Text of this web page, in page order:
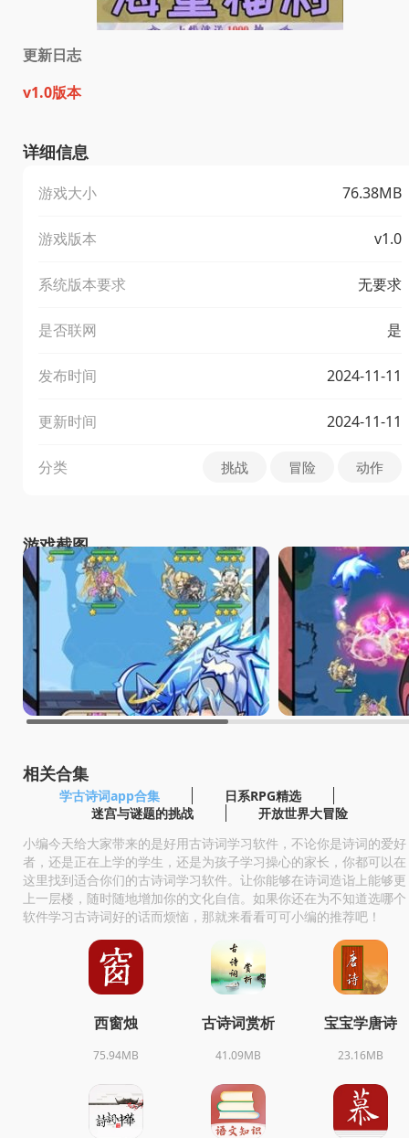
更新日志
v1.0版本
详细信息
游戏大小 76.38MB
游戏版本 v1.0
系统版本要求 无要求
是否联网 是
发布时间 2024-11-11
更新时间 2024-11-11
分类 挑战 冒险 动作
游戏截图
相关合集
学古诗词app合集
日系RPG精选
迷宫与谜题的挑战
开放世界大冒险
小编今天给大家带来的是好用古诗词学习软件，不论你是诗词的爱好
者，还是正在上学的学生，还是为孩子学习操心的家长，你都可以在
这里找到适合你们的古诗词学习软件。让你能够在诗词造诣上能够更
上一层楼，随时随地增加你的文化自信。如果你还在为不知道选哪个
软件学习古诗词好的话而烦恼，那就来看看可可小编的推荐吧！
西窗烛
75.94MB
古诗词赏析
41.09MB
宝宝学唐诗
23.16MB